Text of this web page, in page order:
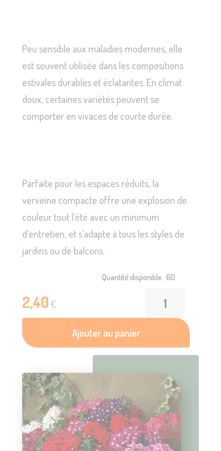
Peu sensible aux maladies modernes, elle
est souvent utilisée dans les compositions
estivales durables et éclatantes. En climat
doux, certaines variétés peuvent se
comporter en vivaces de courte durée.
Parfaite pour les espaces réduits, la
verveine compacte offre une explosion de
couleur tout l’été avec un minimum
d’entretien, et s’adapte à tous les styles de
jardins ou de balcons.
Quantité disponible : 60
2,40€
Ajouter au panier